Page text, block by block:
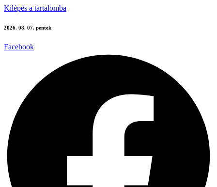
Kilépés a tartalomba
2026. 08. 07. péntek
Facebook